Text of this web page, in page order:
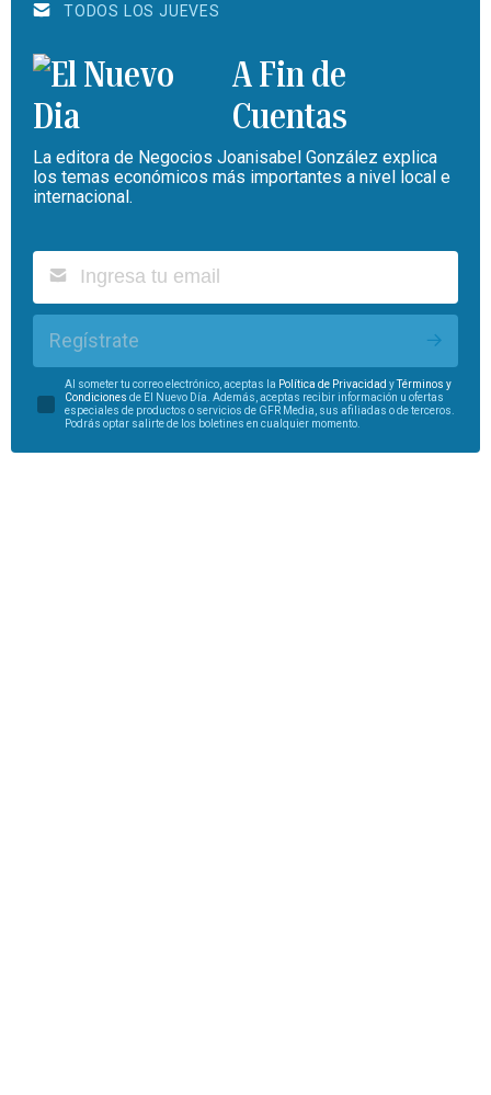
TODOS LOS JUEVES
A Fin de
Cuentas
La editora de Negocios Joanisabel González explica
los temas económicos más importantes a nivel local e
internacional.
Regístrate
Al someter tu correo electrónico, aceptas la Política de Privacidad yTérminos y
Condiciones de El Nuevo Día. Además, aceptas recibir información u ofertas
especiales de productos o servicios de GFR Media, sus afiliadas o de terceros.
Podrás optar salirte de los boletines en cualquier momento.